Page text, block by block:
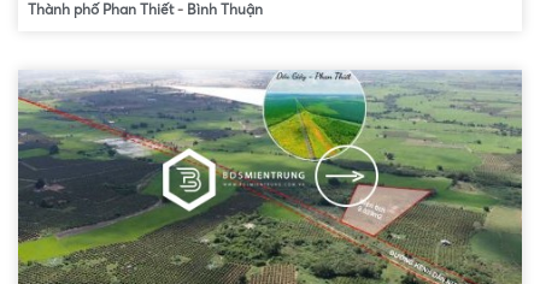
Thành phố Phan Thiết - Bình Thuận